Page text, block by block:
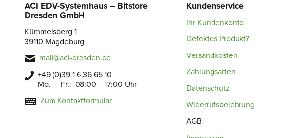
ACI EDV-Systemhaus – Bitstore
Dresden GmbH
Kümmelsberg 1
39110 Magdeburg
mail@aci-dresden.de
+49 (0)39 1 6 36 65 10
Mo. – Fr.: 08:00 – 17:00 Uhr
Zum Kontaktformular
Kundenservice
Ihr Kundenkonto
Defektes Produkt?
Versandkosten
Zahlungsarten
Datenschutz
Widerrufsbelehrung
AGB